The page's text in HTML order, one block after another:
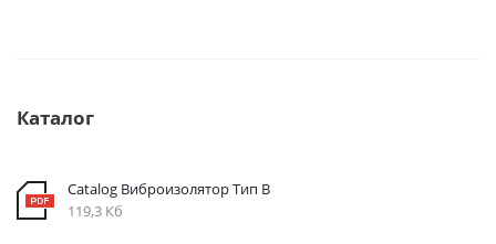
Каталог
Catalog Виброизолятор Тип B
119,3 Кб